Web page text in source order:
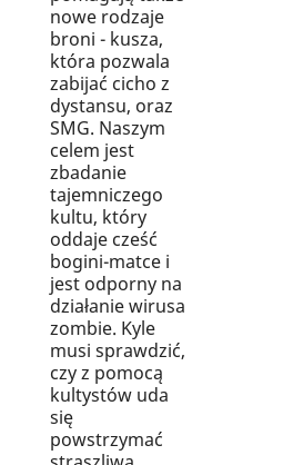
nowe rodzaje
broni - kusza,
która pozwala
zabijać cicho z
dystansu, oraz
SMG. Naszym
celem jest
zbadanie
tajemniczego
kultu, który
oddaje cześć
bogini-matce i
jest odporny na
działanie wirusa
zombie. Kyle
musi sprawdzić,
czy z pomocą
kultystów uda
się
powstrzymać